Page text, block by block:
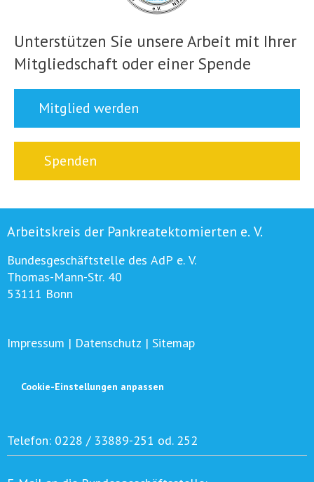
Unterstützen Sie unsere Arbeit mit Ihrer
Mitgliedschaft oder einer Spende
Mitglied werden
Spenden
Arbeitskreis der Pankreatektomierten e. V.
Bundesgeschäftstelle des AdP e. V.
Thomas-Mann-Str. 40
53111 Bonn
Impressum | Datenschutz | Sitemap
Cookie-Einstellungen anpassen
Telefon: 0228 / 33889-251 od. 252